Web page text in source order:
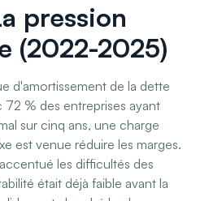
pression
(2022-2025)
d'amortissement de la dette
% des entreprises ayant
sur cinq ans, une charge
est venue réduire les marges.
les difficultés des
était déjà faible avant la